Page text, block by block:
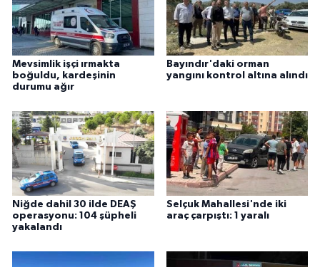
Mevsimlik işçi ırmakta
boğuldu, kardeşinin
durumu ağır
Bayındır'daki orman
yangını kontrol altına alındı
Niğde dahil 30 ilde DEAŞ
operasyonu: 104 şüpheli
yakalandı
Selçuk Mahallesi'nde iki
araç çarpıştı: 1 yaralı